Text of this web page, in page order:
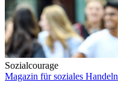
Sozialcourage
Magazin für soziales Handeln